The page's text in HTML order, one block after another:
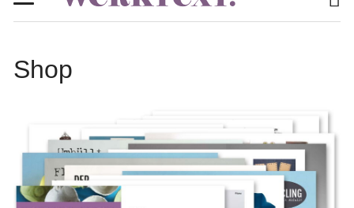
Shop